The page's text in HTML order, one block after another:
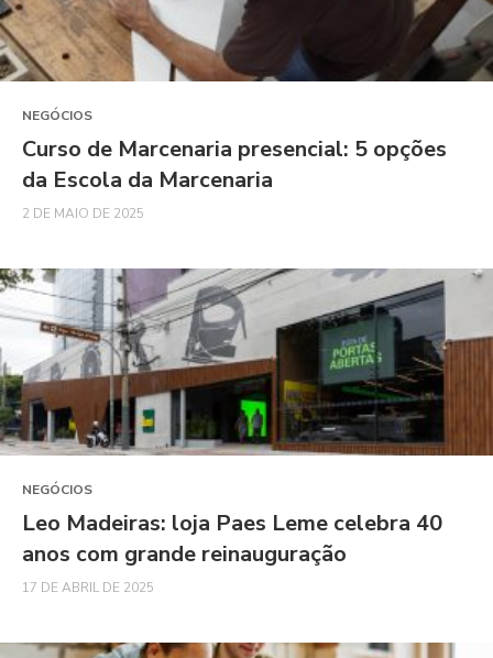
NEGÓCIOS
Curso de Marcenaria presencial: 5 opções
da Escola da Marcenaria
2 DE MAIO DE 2025
NEGÓCIOS
Leo Madeiras: loja Paes Leme celebra 40
anos com grande reinauguração
17 DE ABRIL DE 2025